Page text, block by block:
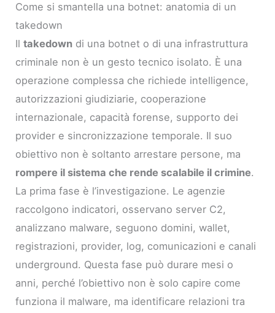
Come si smantella una botnet: anatomia di un
takedown
Iltakedown di una botnet o di una infrastruttura
criminale non è un gesto tecnico isolato. È una
operazione complessa che richiede intelligence,
autorizzazioni giudiziarie, cooperazione
internazionale, capacità forense, supporto dei
provider e sincronizzazione temporale. Il suo
obiettivo non è soltanto arrestare persone, ma
rompere il sistema che rende scalabile il crimine.
La prima fase è l’investigazione. Le agenzie
raccolgono indicatori, osservano server C2,
analizzano malware, seguono domini, wallet,
registrazioni, provider, log, comunicazioni e canali
underground. Questa fase può durare mesi o
anni, perché l’obiettivo non è solo capire come
funziona il malware, ma identificare relazioni tra